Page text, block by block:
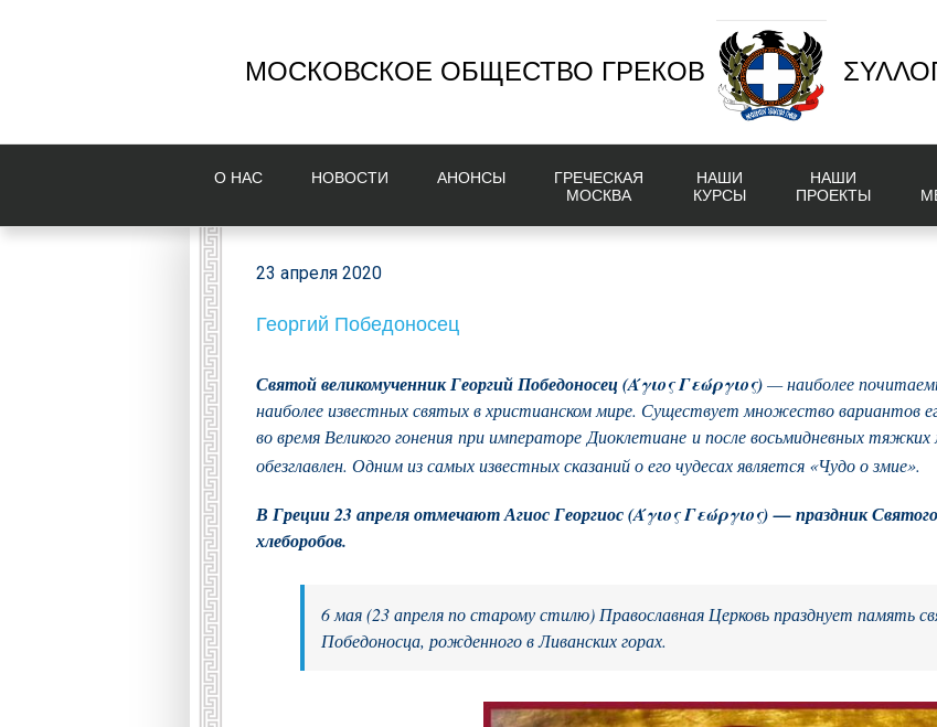
МОСКОВСКОЕ ОБЩЕСТВО ГРЕКОВ
О НAС НОВОСТИ AНОНСЫ
ГРЕЧЕСКАЯ
МОСКВА
НАШИ
КУРСЫ
НАШИ
ПРОЕКТЫ
23 апреля 2020
Георгий Победоносец
Святой великомученник Георгий Победоносец (Άγιος Γεώργιος)— наиболее
наиболее известных святых в христианском мире. Существует множество вариантов
во время Великого гонения при императоре Диоклетиане и после восьмидневных
обезглавлен. Одним из самых известных сказаний о его чудесах является «Чудо о змие».
В Греции 23 апреля отмечают Агиос Георгиос (Άγιος Γεώργιος) — праздник
хлеборобов.
6 мая (23 апреля по старому стилю) Православная Церковь празднует память
Победоносца, рожденного в Ливанских горах.